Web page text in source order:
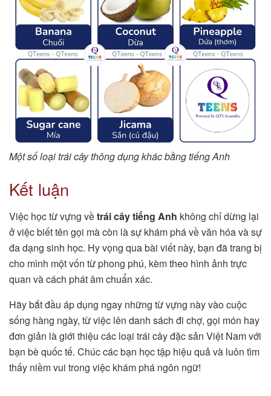
Một số loại trái cây thông dụng khác bằng tiếng Anh
Kết luận
Việc học từ vựng vềtrái cây tiếng Anh không chỉ dừng lại
ở việc biết tên gọi mà còn là sự khám phá về văn hóa và sự
đa dạng sinh học. Hy vọng qua bài viết này, bạn đã trang bị
cho mình một vốn từ phong phú, kèm theo hình ảnh trực
quan và cách phát âm chuẩn xác.
Hãy bắt đầu áp dụng ngay những từ vựng này vào cuộc
sống hàng ngày, từ việc lên danh sách đi chợ, gọi món hay
đơn giản là giới thiệu các loại trái cây đặc sản Việt Nam với
bạn bè quốc tế. Chúc các bạn học tập hiệu quả và luôn tìm
thấy niềm vui trong việc khám phá ngôn ngữ!